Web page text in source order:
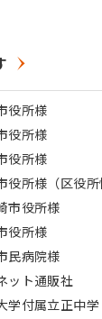
役所様
役所様
役所様
役所様（区役所
市役所様
役所様
民病院様
ット通販社
学付属立正中